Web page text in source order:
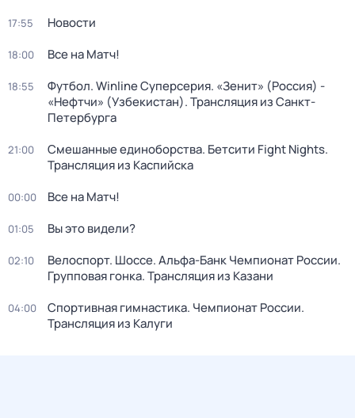
17:55 Новости
18:00 Все на Матч!
18:55
Футбол. Winline Суперсерия. «Зенит» (Россия) -
«Нефтчи» (Узбекистан). Трансляция из Санкт-
Петербурга
21:00
Смешанные единоборства. Бетсити Fight Nights.
Трансляция из Каспийска
00:00 Все на Матч!
01:05 Вы это видели?
02:10
Велоспорт. Шоссе. Альфа-Банк Чемпионат России.
Групповая гонка. Трансляция из Казани
04:00
Спортивная гимнастика. Чемпионат России.
Трансляция из Калуги